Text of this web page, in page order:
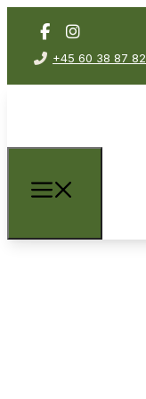
+45 60 38 87 82